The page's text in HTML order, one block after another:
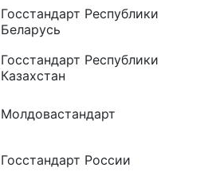
Госстандарт Республики
Беларусь
Госстандарт Республики
Казахстан
Молдовастандарт
Госстандарт России